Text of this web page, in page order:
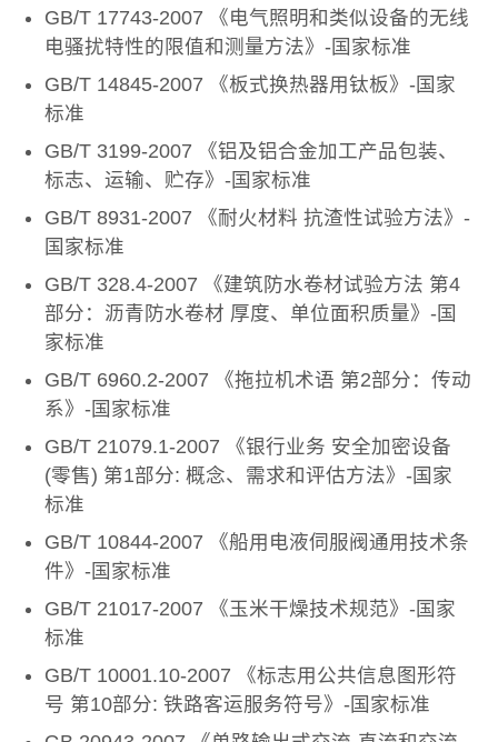
GB/T 17743-2007 《电气照明和类似设备的无线
电骚扰特性的限值和测量方法》-国家标准
GB/T 14845-2007 《板式换热器用钛板》-国家
标准
GB/T 3199-2007 《铝及铝合金加工产品包装、
标志、运输、贮存》-国家标准
GB/T 8931-2007 《耐火材料 抗渣性试验方法》-
国家标准
GB/T 328.4-2007 《建筑防水卷材试验方法 第4
部分：沥青防水卷材 厚度、单位面积质量》-国
家标准
GB/T 6960.2-2007 《拖拉机术语 第2部分：传动
系》-国家标准
GB/T 21079.1-2007 《银行业务 安全加密设备
(零售) 第1部分: 概念、需求和评估方法》-国家
标准
GB/T 10844-2007 《船用电液伺服阀通用技术条
件》-国家标准
GB/T 21017-2007 《玉米干燥技术规范》-国家
标准
GB/T 10001.10-2007 《标志用公共信息图形符
号 第10部分: 铁路客运服务符号》-国家标准